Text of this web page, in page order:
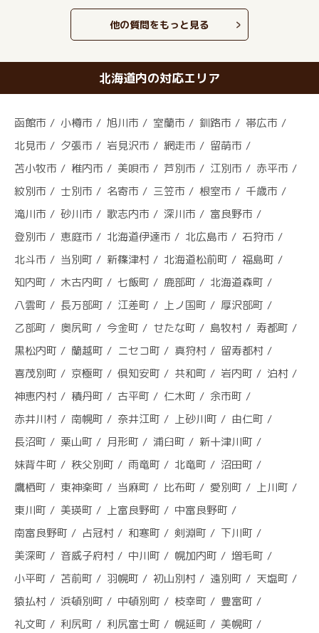
他の質問をもっと見る
北海道内の対応エリア
函館市 小樽市 旭川市 室蘭市 釧路市
帯広市
北見市
夕張市 岩見沢市 網走市
留萌市
苫小牧市
稚内市 美唄市 芦別市 江別市
赤平市
紋別市
士別市 名寄市 三笠市 根室市
千歳市
滝川市
砂川市 歌志内市 深川市
富良野市
登別市
恵庭市 北海道伊達市 北広島市
石狩市
北斗市
当別町 新篠津村 北海道松前町
福島町
知内町
木古内町 七飯町 鹿部町
北海道森町
八雲町
長万部町 江差町 上ノ国町
厚沢部町
乙部町
奥尻町 今金町 せたな町 島牧村
寿都町
黒松内町
蘭越町 ニセコ町 真狩村
留寿都村
喜茂別町
京極町 倶知安町 共和町 岩内町
泊村
神恵内村
積丹町 古平町 仁木町
余市町
赤井川村
南幌町 奈井江町 上砂川町
由仁町
長沼町
栗山町 月形町 浦臼町
新十津川町
妹背牛町
秩父別町 雨竜町 北竜町
沼田町
鷹栖町
東神楽町 当麻町 比布町 愛別町
上川町
東川町
美瑛町 上富良野町
中富良野町
南富良野町
占冠村 和寒町 剣淵町
下川町
美深町
音威子府村 中川町 幌加内町
増毛町
小平町
苫前町 羽幌町 初山別村 遠別町
天塩町
猿払村
浜頓別町 中頓別町 枝幸町
豊富町
礼文町
利尻町 利尻富士町 幌延町
美幌町